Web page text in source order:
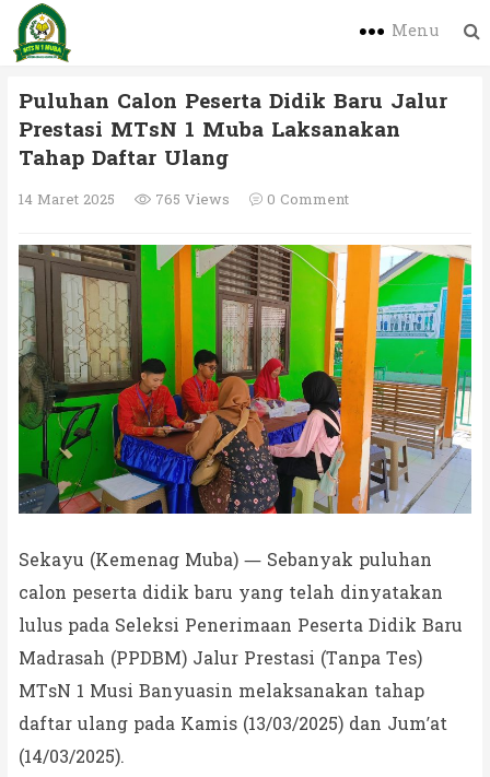
Menu
Puluhan Calon Peserta Didik Baru Jalur
Prestasi MTsN 1 Muba Laksanakan
Tahap Daftar Ulang
14 Maret 2025 765 Views 0 Comment
Sekayu (Kemenag Muba) — Sebanyak puluhan
calon peserta didik baru yang telah dinyatakan
lulus pada Seleksi Penerimaan Peserta Didik Baru
Madrasah (PPDBM) Jalur Prestasi (Tanpa Tes)
MTsN 1 Musi Banyuasin melaksanakan tahap
daftar ulang pada Kamis (13/03/2025) dan Jum’at
(14/03/2025).